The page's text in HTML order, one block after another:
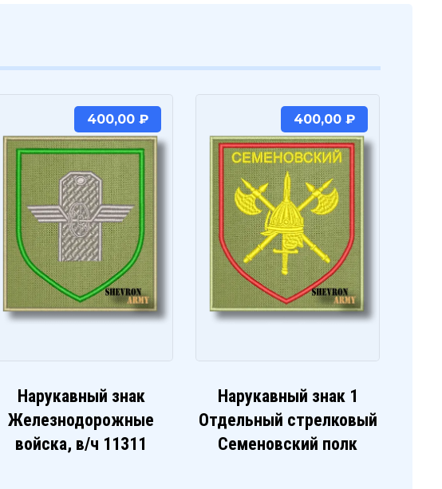
Нарукавный знак
Железнодорожные
войска, в/ч 11311
400,00 ₽
Нарукавный знак 1
Отдельный стрелковый
Семеновский полк
400,00 ₽